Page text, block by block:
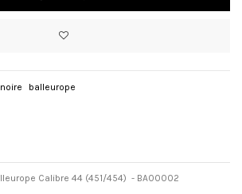
balleurope
Calibre 44 (451/454) - BA00002